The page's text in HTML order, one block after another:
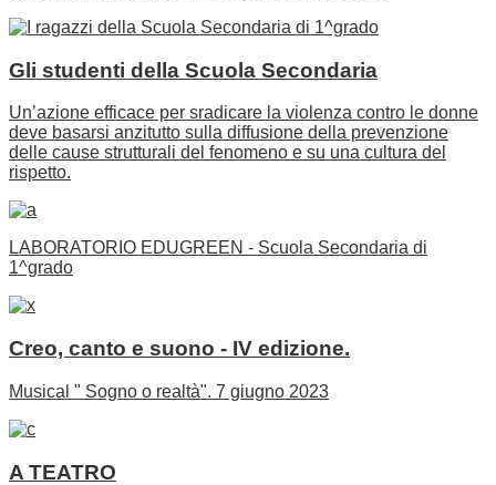
Gli studenti della Scuola Secondaria
Un’azione efficace per sradicare la violenza contro le donne
deve basarsi anzitutto sulla diffusione della prevenzione
delle cause strutturali del fenomeno e su una cultura del
rispetto.
LABORATORIO EDUGREEN - Scuola Secondaria di
1^grado
Creo, canto e suono - IV edizione.
Musical " Sogno o realtà". 7 giugno 2023
A TEATRO